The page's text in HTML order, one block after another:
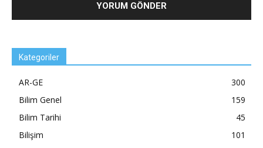
Kategoriler
AR-GE
300
Bilim Genel
159
Bilim Tarihi
45
Bilişim
101